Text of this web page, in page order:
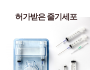
허가받은 줄기세포